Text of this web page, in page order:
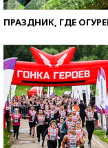
ПРАЗДНИК, ГДЕ